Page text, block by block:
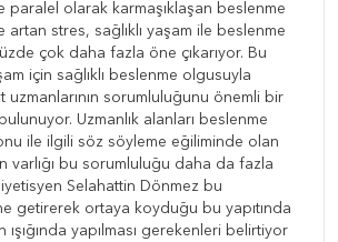
paralel olarak karmaşıklaşan beslenme
artan stres, sağlıklı yaşam ile beslenme
çok daha fazla öne çıkarıyor. Bu
için sağlıklı beslenme olgusuyla
uzmanlarının sorumluluğunu önemli bir
Uzmanlık alanları beslenme
ile ilgili söz söyleme eğiliminde olan
varlığı bu sorumluluğu daha da fazla
Selahattin Dönmez bu
getirerek ortaya koyduğu bu yapıtında
ışığında yapılması gerekenleri belirtiyor